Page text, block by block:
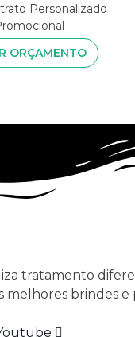
Personalizado
ORÇAMENTO
tratamento
melhores brindes